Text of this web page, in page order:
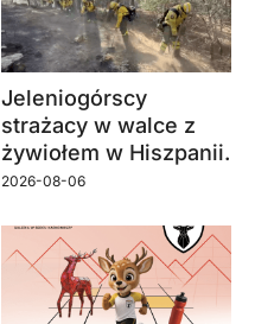
Jeleniogórscy
strażacy w walce z
żywiołem w Hiszpanii.
2026-08-06